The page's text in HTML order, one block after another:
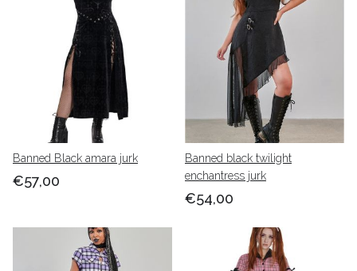
Banned Black amara jurk
€57,00
Banned black twilight
enchantress jurk
€54,00